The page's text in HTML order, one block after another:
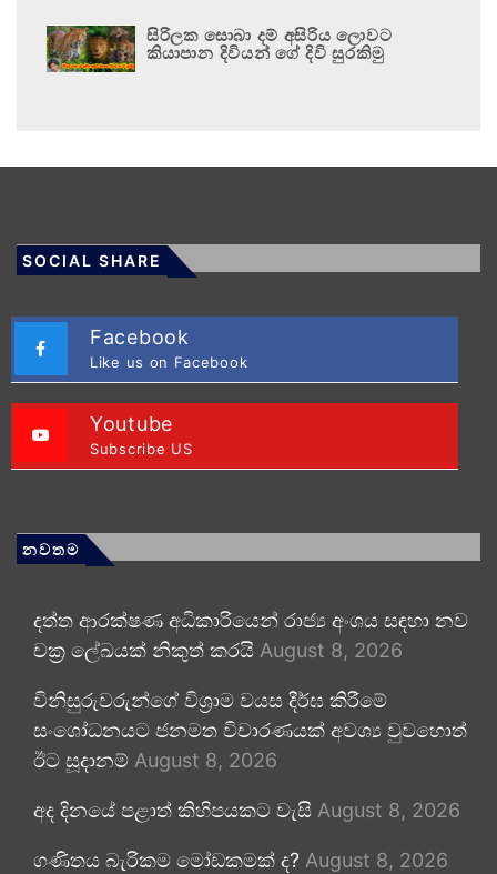
සිරිලක සොබා දම් අසිරිය ලොවට
කියාපාන දිවියන් ගේ දිවි සුරකිමු
SOCIAL SHARE
Facebook
Like us on Facebook
Youtube
Subscribe US
නවතම
දත්ත ආරක්ෂණ අධිකාරියෙන් රාජ්‍ය අංශය සඳහා නව
චක්‍ර ලේඛයක් නිකුත් කරයි August 8, 2026
විනිසුරුවරුන්ගේ විශ්‍රාම වයස දීර්ඝ කිරීමේ
සංශෝධනයට ජනමත විචාරණයක් අවශ්‍ය වුවහොත්
ඊට සූදානම් August 8, 2026
අද දිනයේ පළාත් කිහිපයකට වැසි August 8, 2026
ගණිතය බැරිකම මෝඩකමක් ද? August 8, 2026